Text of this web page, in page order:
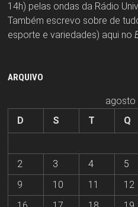
14h) pelas ondas da Rádio
Também escrevo sobre de
esporte e variedades) aqui no
ARQUIVO
agosto
D
S T Q
2
3 4 5
9
10 11 12